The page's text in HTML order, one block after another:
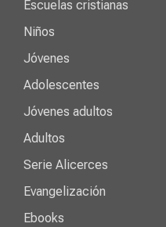
Escuelas cristianas
Niños
Jóvenes
Adolescentes
Jóvenes adultos
Adultos
Serie Alicerces
Evangelización
Ebooks